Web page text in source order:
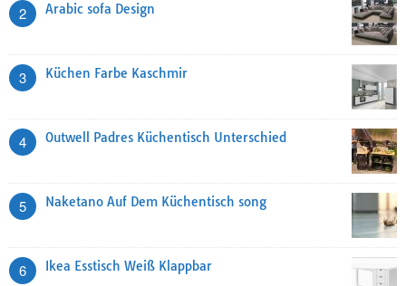
2 Arabic sofa Design
3 Küchen Farbe Kaschmir
4 Outwell Padres Küchentisch Unterschied
5 Naketano Auf Dem Küchentisch song
6 Ikea Esstisch Weiß Klappbar